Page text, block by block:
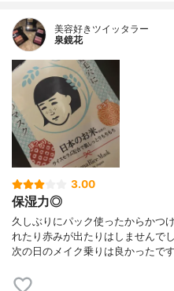
美容好きツイッタラー
泉鏡花
3.00
保湿力◎
久しぶりにパック使ったからかつ
れたり赤みが出たりはしませんで
次の日のメイク乗りは良かったで